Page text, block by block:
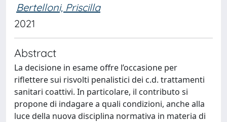
Bertelloni, Priscilla
2021
Abstract
La decisione in esame offre l’occasione per
riflettere sui risvolti penalistici dei c.d. trattamenti
sanitari coattivi. In particolare, il contributo si
propone di indagare a quali condizioni, anche alla
luce della nuova disciplina normativa in materia di